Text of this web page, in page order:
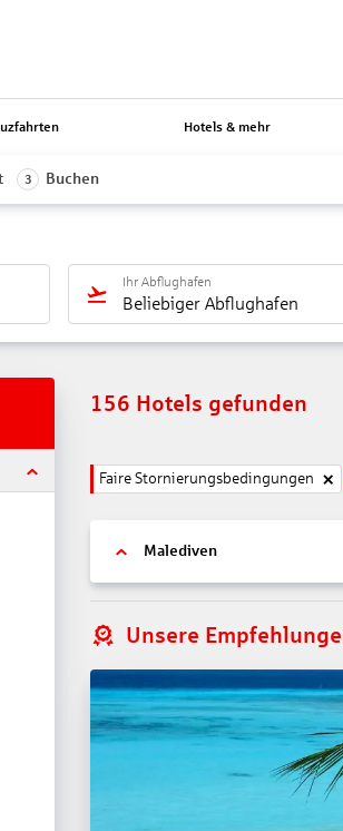
Hotels & mehr
3 Buchen
Ihr Abflughafen
Beliebiger Abflughafen
156 Hotels gefunden
Faire Stornierungsbedingungen
Malediven
Unsere